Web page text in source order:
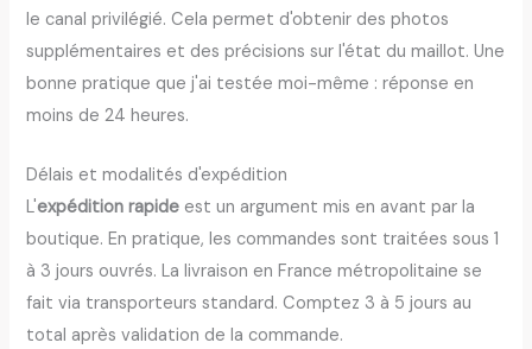
le canal privilégié. Cela permet d'obtenir des photos
supplémentaires et des précisions sur l'état du maillot. Une
bonne pratique que j'ai testée moi-même : réponse en
moins de 24 heures.
Délais et modalités d'expédition
L'expédition rapide est un argument mis en avant par la
boutique. En pratique, les commandes sont traitées sous 1
à 3 jours ouvrés. La livraison en France métropolitaine se
fait via transporteurs standard. Comptez 3 à 5 jours au
total après validation de la commande.